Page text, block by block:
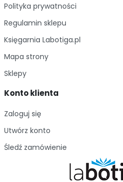
Polityka prywatności
Regulamin sklepu
Księgarnia Labotiga.pl
Mapa strony
Sklepy
Konto klienta
Zaloguj się
Utwórz konto
Śledź zamówienie